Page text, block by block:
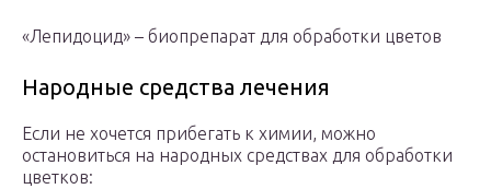
«Лепидоцид» – биопрепарат для обработки цветов
Народные средства лечения
Если не хочется прибегать к химии, можно
остановиться на народных средствах для обработки
цветков: